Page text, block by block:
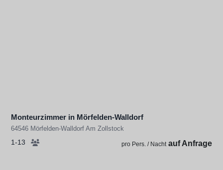
Monteurzimmer in Mörfelden-Walldorf
64546 Mörfelden-Walldorf Am Zollstock
1-13 pro Pers. / Nacht auf Anfrage